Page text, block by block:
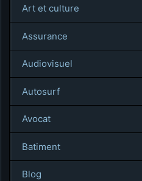
Art et culture
Assurance
Audiovisuel
Autosurf
Avocat
Batiment
Blog